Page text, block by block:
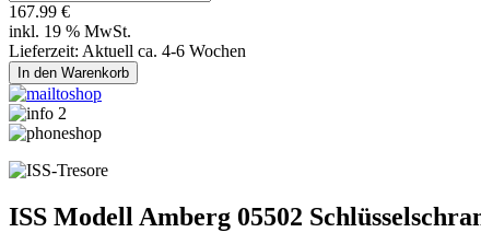
167.99 €
inkl. 19 % MwSt.
Lieferzeit: Aktuell ca. 4-6 Wochen
ISS Modell Amberg 05502